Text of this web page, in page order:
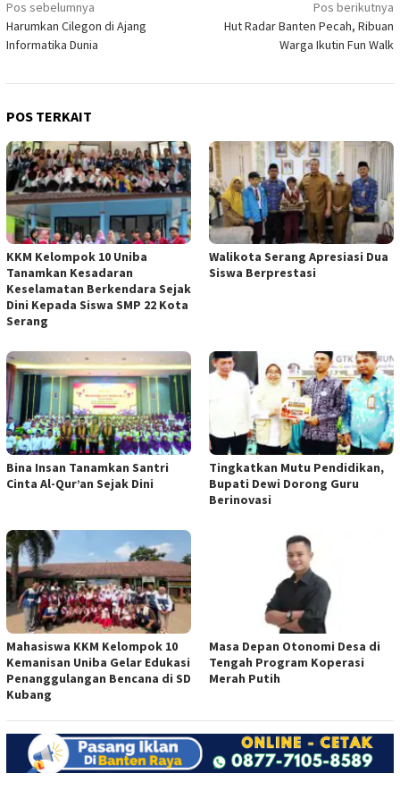
Navigasi
pos
Pos sebelumnya
Harumkan Cilegon di Ajang
Informatika Dunia
Pos berikutnya
Hut Radar Banten Pecah, Ribuan
Warga Ikutin Fun Walk
POS TERKAIT
KKM Kelompok 10 Uniba
Tanamkan Kesadaran
Keselamatan Berkendara Sejak
Dini Kepada Siswa SMP 22 Kota
Serang
Walikota Serang Apresiasi Dua
Siswa Berprestasi
Bina Insan Tanamkan Santri
Cinta Al-Qur’an Sejak Dini
Tingkatkan Mutu Pendidikan,
Bupati Dewi Dorong Guru
Berinovasi
Mahasiswa KKM Kelompok 10
Kemanisan Uniba Gelar Edukasi
Penanggulangan Bencana di SD
Kubang
Masa Depan Otonomi Desa di
Tengah Program Koperasi
Merah Putih